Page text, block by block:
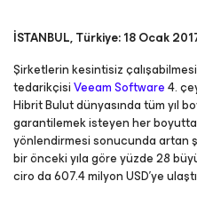
İSTANBUL, Türkiye: 18 Ocak
Şirketlerin kesintisiz
tedarikçisiVeeam Software4.
Hibrit Bulut dünyasında tüm yıl
garantilemek isteyen her
yönlendirmesi sonucunda artan
bir önceki yıla göre yüzde 28
ciro da 607.4 milyon USD’ye